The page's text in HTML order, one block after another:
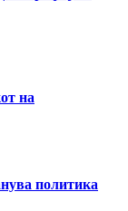
на
политика